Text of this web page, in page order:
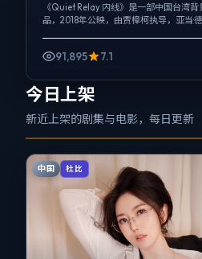
《Quiet Relay 内线》是一部中国台湾背
品，2018年公映，由贾樟柯执导，亚当·
91,895 7.1
今日上架
新近上架的剧集与电影，每日更新
中国 杜比